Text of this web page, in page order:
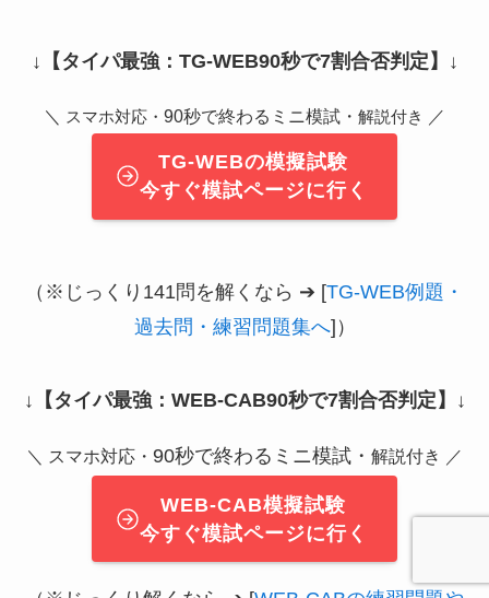
↓ 【タイパ最強：TG-WEB90秒で7割合否判定】 ↓
＼ スマホ対応・ 90秒で終わるミニ模試・ 解説付き ／
TG-WEBの模擬試験
今すぐ模試ページに行く
（※じっくり141問を解くなら ➔ [TG-WEB例題・
過去問・練習問題集へ]）
↓ 【タイパ最強：WEB-CAB90秒で7割合否判定】 ↓
＼ スマホ対応・ 90秒で終わるミニ模試・ 解説付き ／
WEB-CAB模擬試験
今すぐ模試ページに行く